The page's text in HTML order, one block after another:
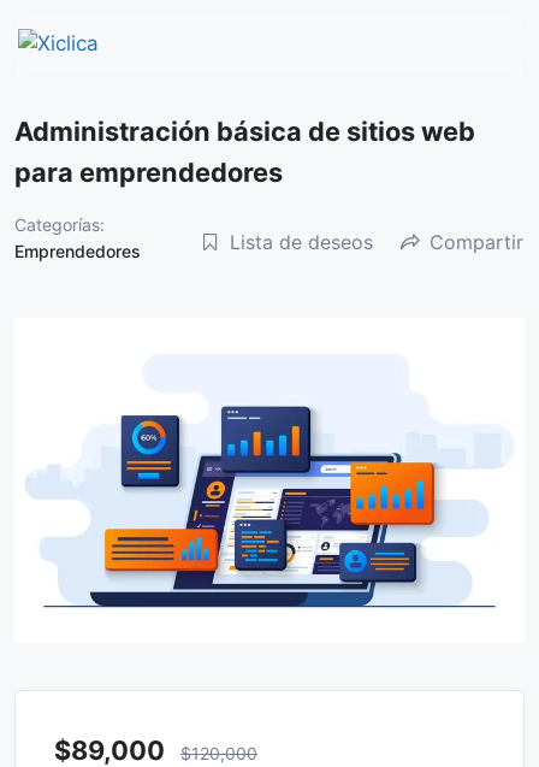
al
contenido
Administración básica de sitios web
para emprendedores
Categorías:
Emprendedores
Lista de deseos Compartir
$89,000 $120,000